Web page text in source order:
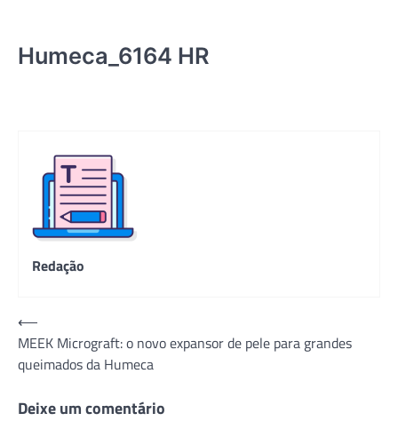
Humeca_6164 HR
Redação
Navegação
de
Post
⟵
MEEK Micrograft: o novo expansor de pele para grandes
queimados da Humeca
Deixe um comentário